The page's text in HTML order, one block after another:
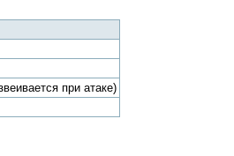
при атаке)